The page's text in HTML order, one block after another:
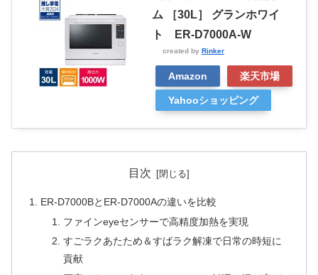
ム ［30L］ グランホワイ
ト ER-D7000A-W
created by Rinker
Amazon 楽天市場
Yahooショッピング
目次
ER-D7000BとER-D7000Aの違いを比較
ファインeyeセンサーで高精度加熱を実現
すごラクあたため＆すばラク解凍で日常の時短に
貢献